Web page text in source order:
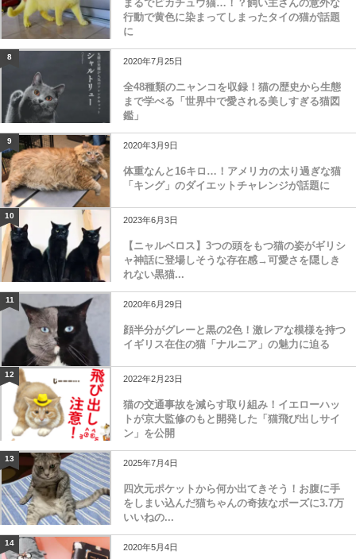
まるでピカチュウ猫…！？飼い主さんの意外な
行動で黄色に染まってしまったタイの猫が話題
に
8 2020年7月25日
全48種類のニャンコを収録！猫の歴史から生態
まで学べる「世界中で愛される美しすぎる猫図
鑑」
9 2020年3月9日
体重なんと16キロ…！アメリカの太り過ぎな猫
「キング」のダイエットチャレンジが話題に
10 2023年6月3日
【ニャルベロス】3つの頭をもつ猫の姿がギリシ
ャ神話に登場しそうな存在感→可愛さを隠しき
れない黒猫...
11 2020年6月29日
顔半分がグレーと黒の2色！激レアな模様を持つ
イギリス在住の猫「ナルニア」の魅力に迫る
12 2022年2月23日
猫の交通事故を減らす取り組み！イエローハッ
トが京大監修のもと開発した「猫飛び出しサイ
ン」を公開
13 2025年7月4日
四次元ポケットから何か出てきそう！お腹に手
をしまい込んだ猫ちゃんの奇抜なポーズに3.7万
いいねの...
14 2020年5月4日